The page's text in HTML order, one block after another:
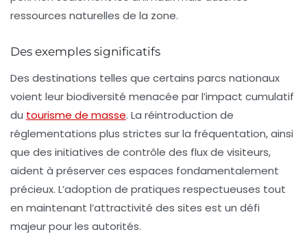
ressources naturelles de la zone.
Des exemples significatifs
Des destinations telles que certains parcs nationaux
voient leur biodiversité menacée par l’impact cumulatif
du tourisme de masse. La réintroduction de
réglementations plus strictes sur la fréquentation, ainsi
que des initiatives de contrôle des flux de visiteurs,
aident à préserver ces espaces fondamentalement
précieux. L’adoption de pratiques respectueuses tout
en maintenant l’attractivité des sites est un défi
majeur pour les autorités.